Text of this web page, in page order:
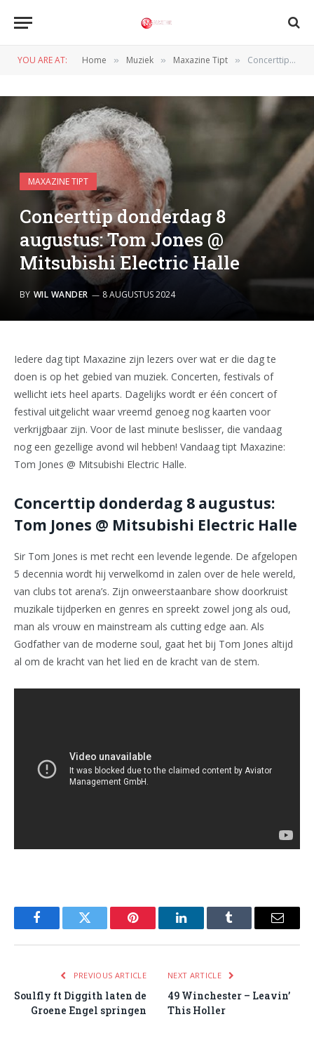
YOU ARE AT: Home » Muziek » Maxazine Tipt » Concerttip donderdag 8 augustus: Tom Jones @ Mitsubishi Electric Halle
MAXAZINE TIPT
Concerttip donderdag 8
augustus: Tom Jones @
Mitsubishi Electric Halle
BY WIL WANDER 8 AUGUSTUS 2024
Iedere dag tipt Maxazine zijn lezers over wat er die dag te
doen is op het gebied van muziek. Concerten, festivals of
wellicht iets heel aparts. Dagelijks wordt er één concert of
festival uitgelicht waar vreemd genoeg nog kaarten voor
verkrijgbaar zijn. Voor de last minute beslisser, die vandaag
nog een gezellige avond wil hebben! Vandaag tipt Maxazine:
Tom Jones @ Mitsubishi Electric Halle.
Concerttip donderdag 8 augustus:
Tom Jones @ Mitsubishi Electric Halle
Sir Tom Jones is met recht een levende legende. De afgelopen
5 decennia wordt hij verwelkomd in zalen over de hele wereld,
van clubs tot arena’s. Zijn onweerstaanbare show doorkruist
muzikale tijdperken en genres en spreekt zowel jong als oud,
man als vrouw en mainstream als cutting edge aan. Als
Godfather van de moderne soul, gaat het bij Tom Jones altijd
al om de kracht van het lied en de kracht van de stem.
FacebookTwitter Pinterest LinkedInTumblr Email
PREVIOUS ARTICLE
Soulfly ft Diggith laten de
Groene Engel springen
NEXT ARTICLE
49 Winchester – Leavin’
This Holler